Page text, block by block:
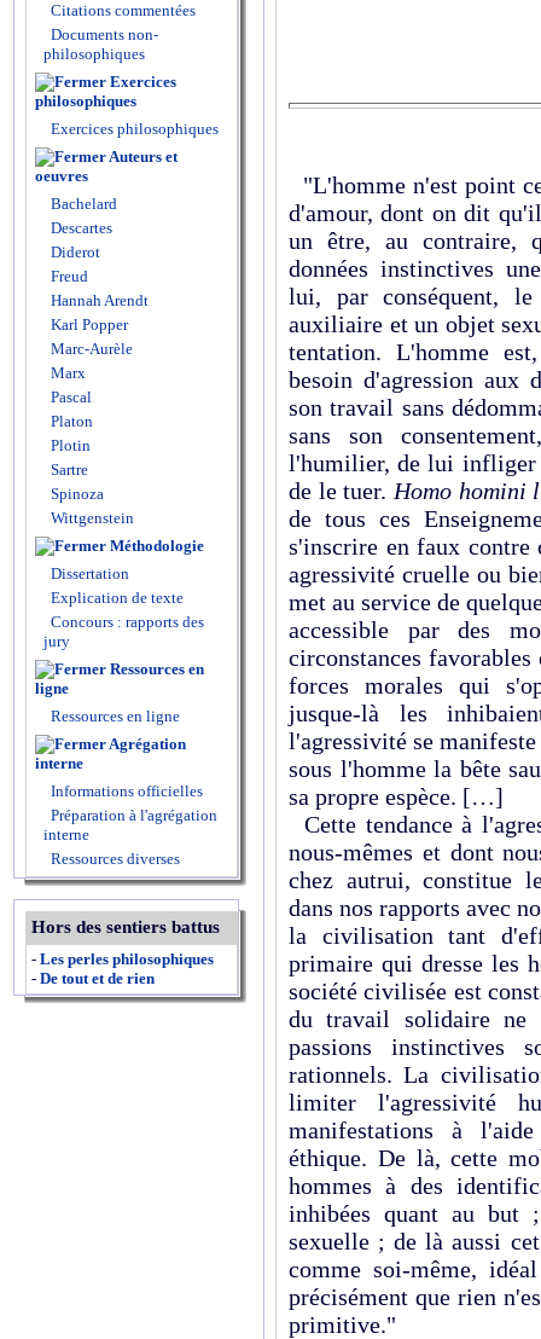
Citations commentées
Documents non-
philosophiques
Exercices
philosophiques
Exercices philosophiques
Auteurs et
oeuvres
Bachelard
Descartes
Diderot
Freud
Hannah Arendt
Karl Popper
Marc-Aurèle
Marx
Pascal
Platon
Plotin
Sartre
Spinoza
Wittgenstein
Méthodologie
Dissertation
Explication de texte
Concours : rapports des
jury
Ressources en
ligne
Ressources en ligne
Agrégation
interne
Informations officielles
Préparation à l'agrégation
interne
Ressources diverses
Hors des sentiers battus
- Les perles philosophiques
- De tout et de rien
"L'homme n'est point
d'amour, dont on dit
un être, au contraire,
données instinctives
lui, par conséquent,
auxiliaire et un objet
tentation. L'homme
besoin d'agression aux
son travail sans
sans son
l'humilier, de lui infliger
de le tuer. Homo homini
de tous ces
s'inscrire en faux contre
agressivité cruelle ou
met au service de
accessible par des
circonstances
forces morales qui
jusque-là les
l'agressivité se manifeste
sous l'homme la bête
sa propre espèce. […]
Cette tendance à
nous-mêmes et dont
chez autrui, constitue
dans nos rapports avec
la civilisation tant
primaire qui dresse les
société civilisée est
du travail solidaire
passions instinctives
rationnels. La
limiter l'agressivité
manifestations à
éthique. De là, cette
hommes à des
inhibées quant au
sexuelle ; de là aussi
comme soi-même,
précisément que rien
primitive."